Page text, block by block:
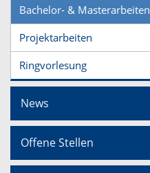
Bachelor- & Masterarbeiten
Projektarbeiten
Ringvorlesung
News
Offene Stellen